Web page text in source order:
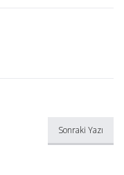
Sonraki Yazı